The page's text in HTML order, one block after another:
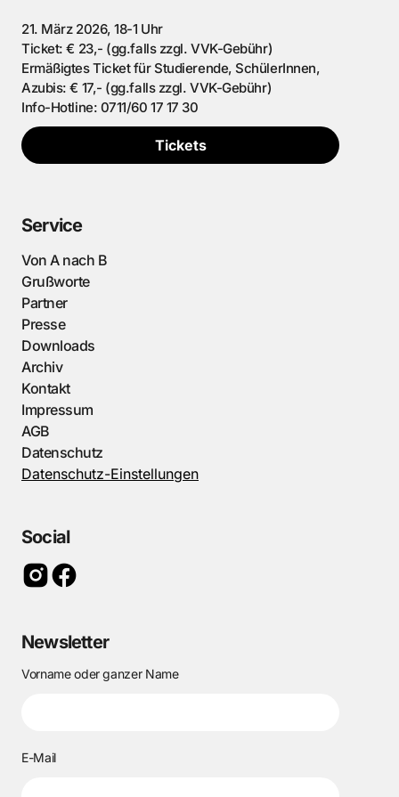
21. März 2026, 18-1 Uhr
Ticket: € 23,- (gg.falls zzgl. VVK-Gebühr)
Ermäßigtes Ticket für Studierende, SchülerInnen,
Azubis: € 17,- (gg.falls zzgl. VVK-Gebühr)
Info-Hotline: 0711/60 17 17 30
Tickets
Service
Von A nach B
Grußworte
Partner
Presse
Downloads
Archiv
Kontakt
Impressum
AGB
Datenschutz
Datenschutz-Einstellungen
Social
Newsletter
Vorname oder ganzer Name
E-Mail